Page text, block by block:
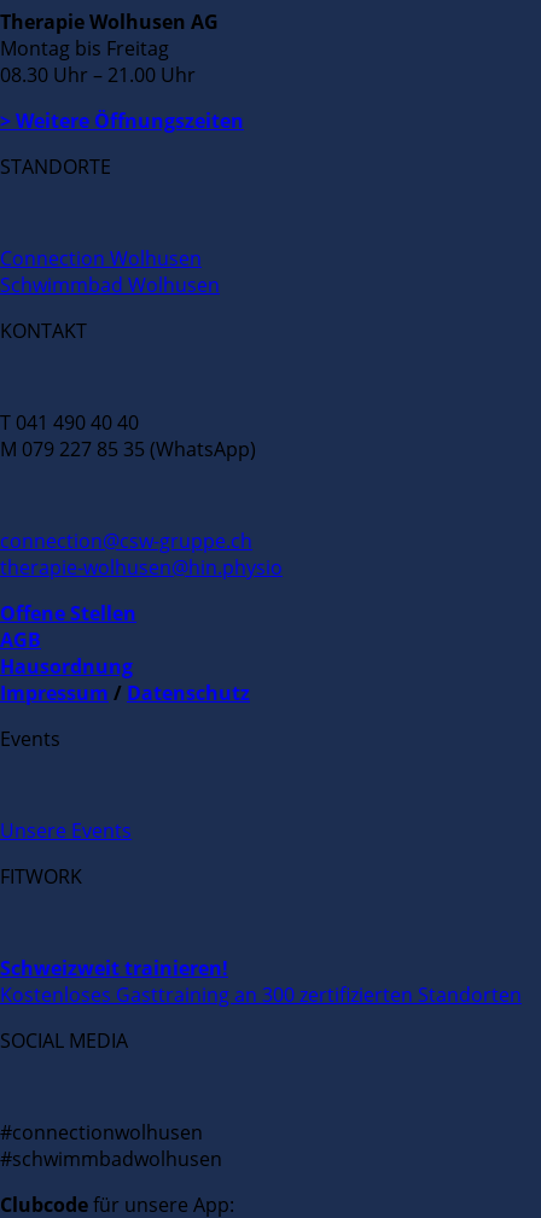
Therapie Wolhusen AG
Montag bis Freitag
08.30 Uhr – 21.00 Uhr
> Weitere Öffnungszeiten
STANDORTE
Connection Wolhusen
Schwimmbad Wolhusen
KONTAKT
T 041 490 40 40
M 079 227 85 35 (WhatsApp)
connection@csw-gruppe.ch
therapie-wolhusen@hin.physio
Offene Stellen
AGB
Hausordnung
Impressum / Datenschutz
Events
Unsere Events
FITWORK
Schweizweit trainieren!
Kostenloses Gasttraining an 300 zertifizierten Standorten
SOCIAL MEDIA
#connectionwolhusen
#schwimmbadwolhusen
Clubcodefür unsere App: